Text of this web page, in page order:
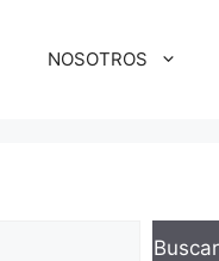
NOSOTROS
Buscar